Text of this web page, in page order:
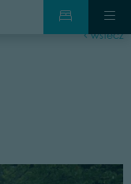
wstecz